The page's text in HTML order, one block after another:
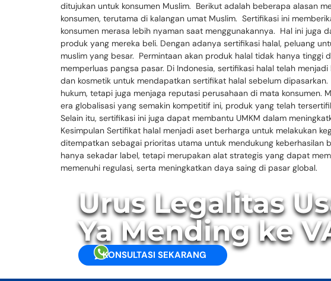
ditujukan untuk konsumen Muslim. Berikut adalah beberapa alasan
konsumen, terutama di kalangan umat Muslim. Sertifikasi ini
konsumen merasa lebih nyaman saat menggunakannya. Hal ini
produk yang mereka beli. Dengan adanya sertifikasi halal, peluang
muslim yang besar. Permintaan akan produk halal tidak hanya
memperluas pangsa pasar. Di Indonesia, sertifikasi halal telah
dan kosmetik untuk mendapatkan sertifikat halal sebelum
hukum, tetapi juga menjaga reputasi perusahaan di mata
era globalisasi yang semakin kompetitif ini, produk yang telah
Selain itu, sertifikasi ini juga dapat membantu UMKM dalam
Kesimpulan Sertifikat halal menjadi aset berharga untuk melakukan
ditempatkan sebagai prioritas utama untuk mendukung keberhasilan
hanya sekadar label, tetapi merupakan alat strategis yang dapat
memenuhi regulasi, serta meningkatkan daya saing di pasar global.
Urus Legalitas
Ya Mending ke
KONSULTASI SEKARANG